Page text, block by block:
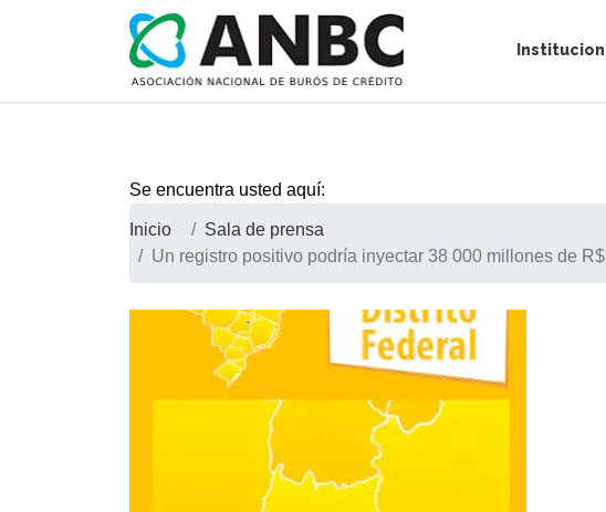
Se encuentra usted aquí:
Inicio
Sala de prensa
Un registro positivo podría inyectar 38 000 millones de